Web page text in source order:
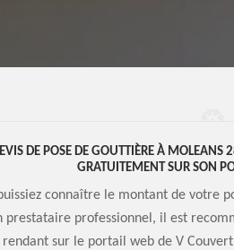
DE POSE DE GOUTTIÈRE À
GRATUITEMENT SUR SON
connaître le montant de votre
prestataire professionnel, il est
rendant sur le portail web de V